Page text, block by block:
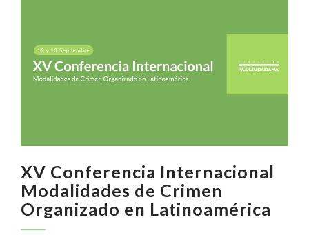
XV Conferencia Internacional
Modalidades de Crimen
Organizado en Latinoamérica